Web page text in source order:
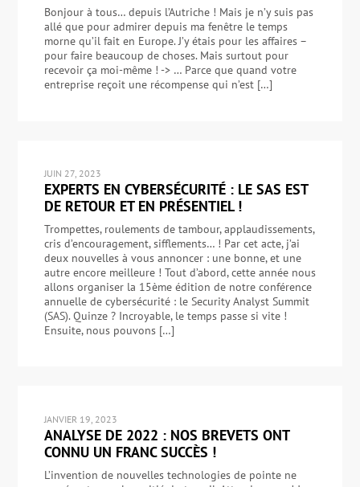
Bonjour à tous… depuis l’Autriche ! Mais je n’y suis pas
allé que pour admirer depuis ma fenêtre le temps
morne qu’il fait en Europe. J’y étais pour les affaires –
pour faire beaucoup de choses. Mais surtout pour
recevoir ça moi-même ! -> … Parce que quand votre
entreprise reçoit une récompense qui n’est […]
JUIN 27, 2023
EXPERTS EN CYBERSÉCURITÉ : LE SAS EST
DE RETOUR ET EN PRÉSENTIEL !
Trompettes, roulements de tambour, applaudissements,
cris d’encouragement, sifflements… ! Par cet acte, j’ai
deux nouvelles à vous annoncer : une bonne, et une
autre encore meilleure ! Tout d’abord, cette année nous
allons organiser la 15ème édition de notre conférence
annuelle de cybersécurité : le Security Analyst Summit
(SAS). Quinze ? Incroyable, le temps passe si vite !
Ensuite, nous pouvons […]
JANVIER 19, 2023
ANALYSE DE 2022 : NOS BREVETS ONT
CONNU UN FRANC SUCCÈS !
L’invention de nouvelles technologies de pointe ne